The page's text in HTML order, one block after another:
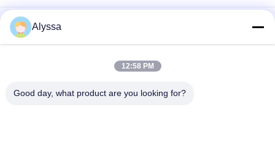
OEM गुणवत्ता A10VSO63 निरंतर शक्ति वाल्व अच्छी कीमत
TM68101 TM68401 TM68702 TM62502 12V/24V अनुपातिक
Alyssa
12:58 PM
Good day, what product are you looking for?